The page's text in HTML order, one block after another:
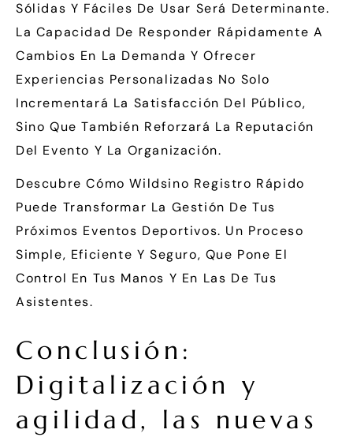
Sólidas Y Fáciles De Usar Será Determinante.
La Capacidad De Responder Rápidamente A
Cambios En La Demanda Y Ofrecer
Experiencias Personalizadas No Solo
Incrementará La Satisfacción Del Público,
Sino Que También Reforzará La Reputación
Del Evento Y La Organización.
Descubre Cómo Wildsino Registro Rápido
Puede Transformar La Gestión De Tus
Próximos Eventos Deportivos. Un Proceso
Simple, Eficiente Y Seguro, Que Pone El
Control En Tus Manos Y En Las De Tus
Asistentes.
Conclusión:
Digitalización y
agilidad, las nuevas